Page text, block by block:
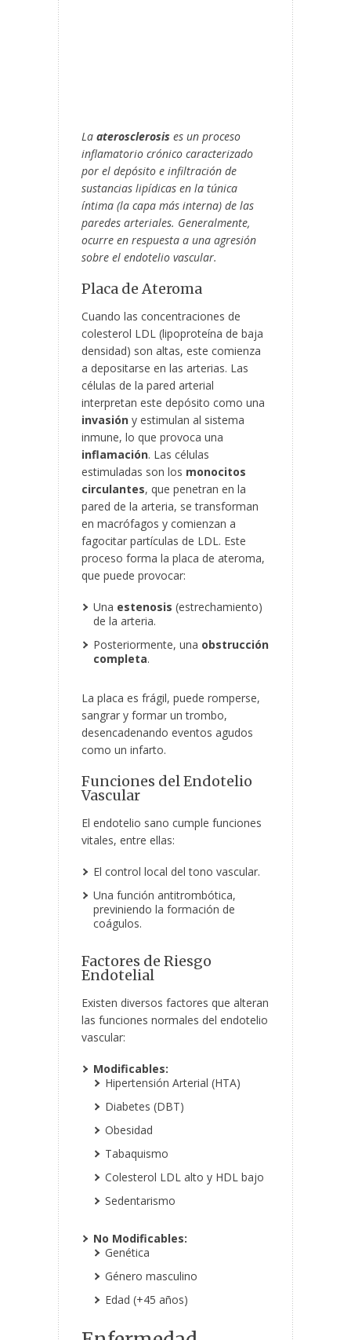
La aterosclerosis es un proceso
inflamatorio crónico caracterizado
por el depósito e infiltración de
sustancias lipídicas en la túnica
íntima (la capa más interna) de las
paredes arteriales. Generalmente,
ocurre en respuesta a una agresión
sobre el endotelio vascular.
Placa de Ateroma
Cuando las concentraciones de
colesterol LDL (lipoproteína de baja
densidad) son altas, este comienza
a depositarse en las arterias. Las
células de la pared arterial
interpretan este depósito como una
invasión y estimulan al sistema
inmune, lo que provoca una
inflamación. Las células
estimuladas son los monocitos
circulantes, que penetran en la
pared de la arteria, se transforman
en macrófagos y comienzan a
fagocitar partículas de LDL. Este
proceso forma la placa de ateroma,
que puede provocar:
Una estenosis (estrechamiento)
de la arteria.
Posteriormente, una obstrucción
completa.
La placa es frágil, puede romperse,
sangrar y formar un trombo,
desencadenando eventos agudos
como un infarto.
Funciones del Endotelio
Vascular
El endotelio sano cumple funciones
vitales, entre ellas:
El control local del tono vascular.
Una función antitrombótica,
previniendo la formación de
coágulos.
Factores de Riesgo
Endotelial
Existen diversos factores que alteran
las funciones normales del endotelio
vascular:
Modificables:
Hipertensión Arterial (HTA)
Diabetes (DBT)
Obesidad
Tabaquismo
Colesterol LDL alto y HDL bajo
Sedentarismo
No Modificables:
Genética
Género masculino
Edad (+45 años)